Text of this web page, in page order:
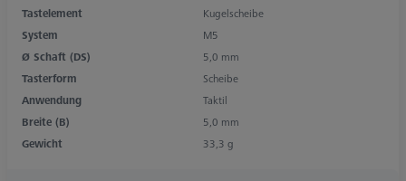
Tastelement
Kugelscheibe
System
M5
Ø Schaft (DS)
5,0 mm
Tasterform
Scheibe
Anwendung
Taktil
Breite (B)
5,0 mm
Gewicht
33,3 g